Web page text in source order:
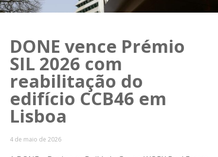
DONE vence Prémio
SIL 2026 com
reabilitação do
edifício CCB46 em
Lisboa
4 de maio de 2026